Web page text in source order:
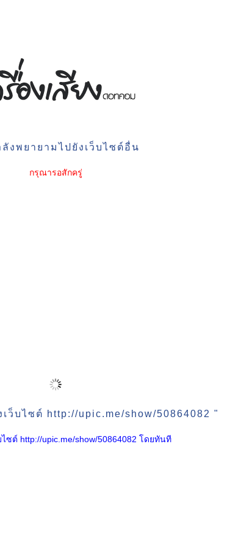
งพยายามไปยังเว็บไซต์อื่น
กรุณารอสักครู่
ว็บไซต์ http://upic.me/show/50864082 "
ซต์ http://upic.me/show/50864082 โดยทันที